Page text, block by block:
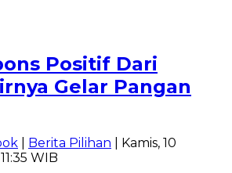
Positif Dari
Gelar Pangan
Berita Pilihan | Kamis, 10
WIB